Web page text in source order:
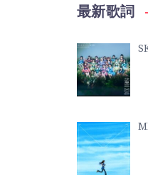
最新歌詞